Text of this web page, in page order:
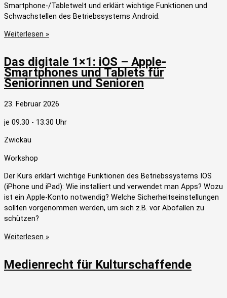
Smartphone-/Tabletwelt und erklärt wichtige Funktionen und
Schwachstellen des Betriebssystems Android.
Weiterlesen »
Das digitale 1×1: iOS – Apple-
Smartphones und Tablets für
Seniorinnen und Senioren
23. Februar 2026
je 09.30 - 13.30 Uhr
Zwickau
Workshop
Der Kurs erklärt wichtige Funktionen des Betriebssystems IOS
(iPhone und iPad): Wie installiert und verwendet man Apps? Wozu
ist ein Apple-Konto notwendig? Welche Sicherheitseinstellungen
sollten vorgenommen werden, um sich z.B. vor Abofallen zu
schützen?
Weiterlesen »
Medienrecht für Kulturschaffende